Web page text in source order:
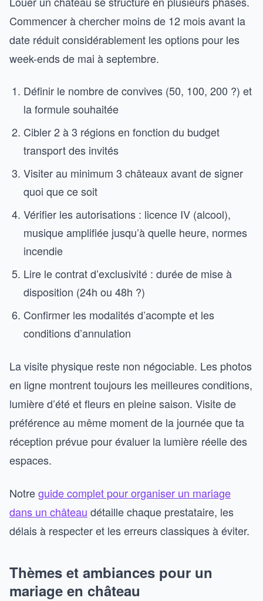
Commencer à chercher moins de 12 mois avant la
date réduit considérablement les options pour les
week-ends de mai à septembre.
Définir le nombre de convives (50, 100, 200 ?) et
la formule souhaitée
Cibler 2 à 3 régions en fonction du budget
transport des invités
Visiter au minimum 3 châteaux avant de signer
quoi que ce soit
Vérifier les autorisations : licence IV (alcool),
musique amplifiée jusqu’à quelle heure, normes
incendie
Lire le contrat d’exclusivité : durée de mise à
disposition (24h ou 48h ?)
Confirmer les modalités d’acompte et les
conditions d’annulation
La visite physique reste non négociable. Les photos
en ligne montrent toujours les meilleures conditions,
lumière d’été et fleurs en pleine saison. Visite de
préférence au même moment de la journée que ta
réception prévue pour évaluer la lumière réelle des
espaces.
Notreguide complet pour organiser un mariage
dans un château détaille chaque prestataire, les
délais à respecter et les erreurs classiques à éviter.
Thèmes et ambiances pour un
mariage en château